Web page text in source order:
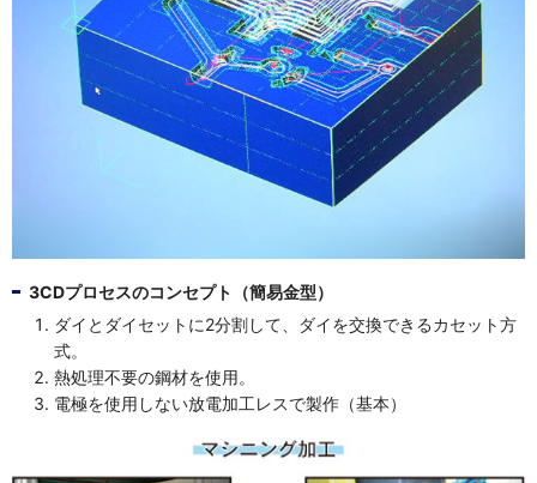
3CDプロセスのコンセプト（簡易金型）
ダイとダイセットに2分割して、ダイを交換できるカセット方
式。
熱処理不要の鋼材を使用。
電極を使用しない放電加工レスで製作（基本）